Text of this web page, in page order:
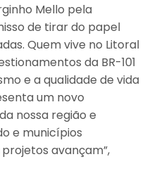
Mello pela
de tirar do papel
Quem vive no Litoral
da BR-101
e a qualidade de vida
um novo
nossa região e
e municípios
avançam”,